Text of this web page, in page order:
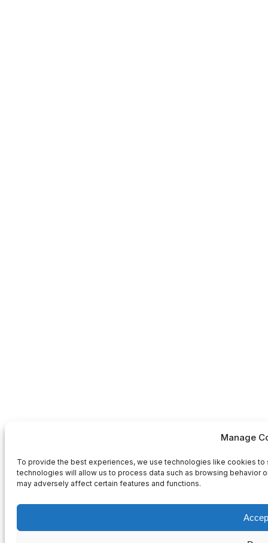
Manage
To provide the best experiences, we use technologies like cookies
technologies will allow us to process data such as browsing behavior
may adversely affect certain features and functions.